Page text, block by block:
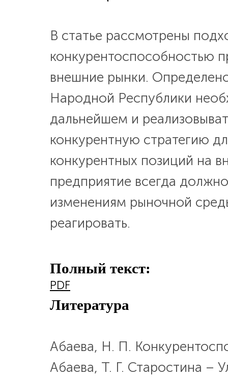
В статье рассмотрены
конкурентоспособностью
внешние рынки.
Народной Республики
дальнейшем и
конкурентную стратегию
конкурентных позиций на
предприятие всегда
изменениям рыночной
реагировать.
Полный текст:
PDF
Литература
Абаева, Н. П.
Абаева, Т. Г. Старостина –